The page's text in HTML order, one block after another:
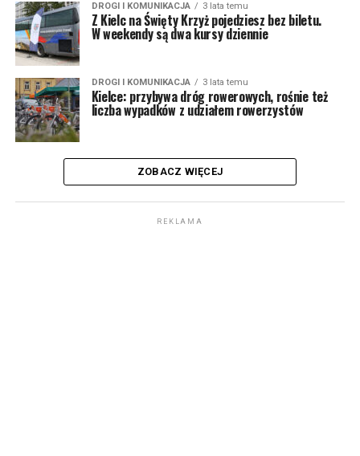
DROGI I KOMUNIKACJA 3 lata temu
Z Kielc na Święty Krzyż pojedziesz bez biletu.
W weekendy są dwa kursy dziennie
DROGI I KOMUNIKACJA 3 lata temu
Kielce: przybywa dróg rowerowych, rośnie też
liczba wypadków z udziałem rowerzystów
ZOBACZ WIĘCEJ
REKLAMA